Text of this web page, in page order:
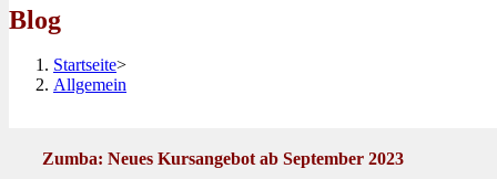
Blog
Startseite>
Allgemein
Zumba: Neues Kursangebot ab September 2023